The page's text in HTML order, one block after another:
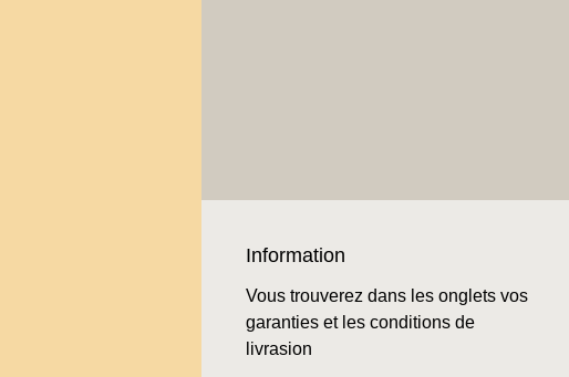
Information
Vous trouverez dans les onglets vos
garanties et les conditions de
livrasion